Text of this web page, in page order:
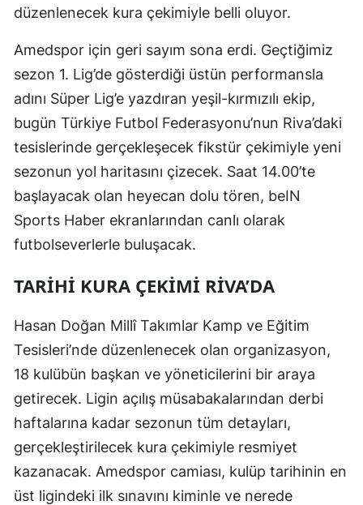
düzenlenecek kura çekimiyle belli oluyor.
Amedspor için geri sayım sona erdi. Geçtiğimiz
sezon 1. Lig’de gösterdiği üstün performansla
adını Süper Lig’e yazdıran yeşil-kırmızılı ekip,
bugün Türkiye Futbol Federasyonu’nun Riva’daki
tesislerinde gerçekleşecek fikstür çekimiyle yeni
sezonun yol haritasını çizecek. Saat 14.00’te
başlayacak olan heyecan dolu tören, beIN
Sports Haber ekranlarından canlı olarak
futbolseverlerle buluşacak.
TARIHI KURA ÇEKIMI RIVA’DA
Hasan Doğan Millî Takımlar Kamp ve Eğitim
Tesisleri’nde düzenlenecek olan organizasyon,
18 kulübün başkan ve yöneticilerini bir araya
getirecek. Ligin açılış müsabakalarından derbi
haftalarına kadar sezonun tüm detayları,
gerçekleştirilecek kura çekimiyle resmiyet
kazanacak. Amedspor camiası, kulüp tarihinin en
üst ligindeki ilk sınavını kiminle ve nerede